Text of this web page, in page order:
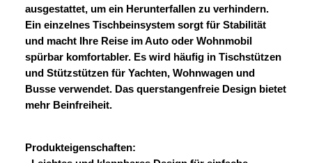
ausgestattet, um ein Herunterfallen zu verhindern.
Ein einzelnes Tischbeinsystem sorgt für Stabilität
und macht Ihre Reise im Auto oder Wohnmobil
spürbar komfortabler. Es wird häufig in Tischstützen
und Stützstützen für Yachten, Wohnwagen und
Busse verwendet. Das querstangenfreie Design bietet
mehr Beinfreiheit.
Produkteigenschaften: